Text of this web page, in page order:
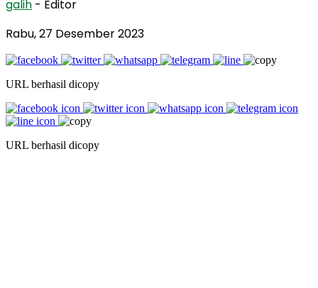
galih - Editor
Rabu, 27 Desember 2023
URL berhasil dicopy
URL berhasil dicopy